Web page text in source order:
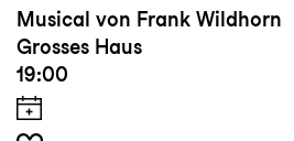
Musical von Frank Wildhorn
Grosses Haus
19:00